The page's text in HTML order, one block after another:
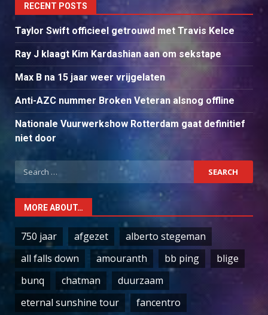
RECENT POSTS
Taylor Swift officieel getrouwd met Travis Kelce
Ray J klaagt Kim Kardashian aan om sekstape
Max B na 15 jaar weer vrijgelaten
Anti-AZC nummer Broken Veteran alsnog offline
Nationale Vuurwerkshow Rotterdam gaat definitief
niet door
Search
for:
MORE ABOUT…
750 jaar afgezet
alberto stegeman
all falls down
amouranth bb ping
blige
bunq
chatman
duurzaam
eternal sunshine tour
fancentro